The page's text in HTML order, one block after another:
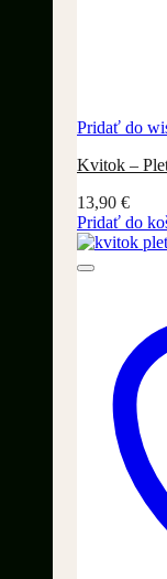
Pridať do
Kvitok –
13,90 €
Pridať do